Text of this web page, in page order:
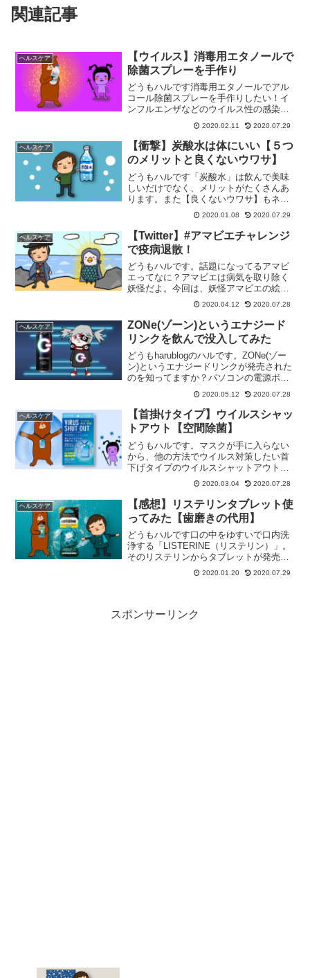
関連記事
ヘルスケア
【ウイルス】消毒用エタノールで
除菌スプレーを手作り
どうもハルです消毒用エタノールでアル
コール除菌スプレーを手作りしたい！イ
ンフルエンザなどのウイルス性の感染症
を予防するのに、アルコール除菌スプレ
ーは効果があります。消毒用エタノール
でアルコール除菌スプレーを手作り。と
っても簡単につくれるよ消...
2020.02.11 2020.07.29
ヘルスケア
【衝撃】炭酸水は体にいい【５つ
のメリットと良くないウワサ】
どうもハルです「炭酸水」は飲んで美味
しいだけでなく、メリットがたくさんあ
ります。また【良くないウワサ】もネッ
ト上で見つけたので、後半で紹介しま
す。まずは炭酸水のメリットを紹介しま
す。【炭酸水】５つのメリット炭酸水の
メリット・疲労回復・血行促...
2020.01.08 2020.07.29
ヘルスケア
【Twitter】#アマビエチャレンジ
で疫病退散！
どうもハルです。話題になってるアマビ
エってなに？アマビエは病気を取り除く
妖怪だよ。今回は、妖怪アマビエの絵を
描いてツイートする「#アマビエチャレン
ジ」の紹介です。TwitterなどのSNSを中
心に話題になってる「アマビエ」、イラ
ストを描くこ...
2020.04.12 2020.07.28
ヘルスケア
ZONe(ゾーン)というエナジード
リンクを飲んで没入してみた
どうもharublogのハルです。ZONe(ゾー
ン)というエナジードリンクが発売された
のを知ってますか？パソコンの電源ボタ
ンを90度右に傾けたデザイン。黒い
500ml缶で他のエナドリと比べて明らか
にデカイ。エナドリ的スペックや味はど
うなんだ...
2020.05.12 2020.07.28
ヘルスケア
【首掛けタイプ】ウイルスシャッ
トアウト【空間除菌】
どうもハルです。マスクが手に入らない
から、他の方法でウイルス対策したい首
下げタイプのウイルスシャットアウトが
あるよ今回は、東亜産業のVIRUS SHUT
OUT(ウイルスシャットアウト)の紹介で
す。・首から下げて周囲に浮遊するウイ
ルスを除去...
2020.03.04 2020.07.28
ヘルスケア
【感想】リステリンタブレット使
ってみた【歯磨きの代用】
どうもハルです口の中をゆすいで口内洗
浄する「LISTERINE（リステリン）」。
そのリステリンからタブレットが発売さ
れています。「リステリン ウォータータ
ブレット」（クリーンミント味）前から
2020.01.20 2020.07.29
スポンサーリンク